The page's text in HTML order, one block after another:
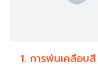
1. การพ่นเคลือบ